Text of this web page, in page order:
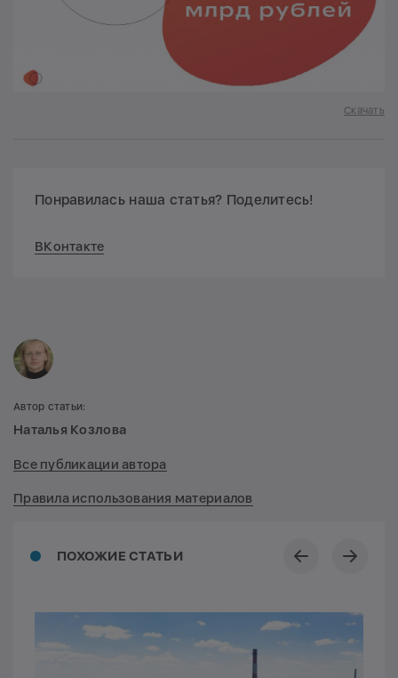
Скачать
Понравилась наша статья? Поделитесь!
ВКонтакте
ПОХОЖИЕ СТАТЬИ
Автор статьи:
Наталья Козлова
Все публикации автора
Правила использования материалов